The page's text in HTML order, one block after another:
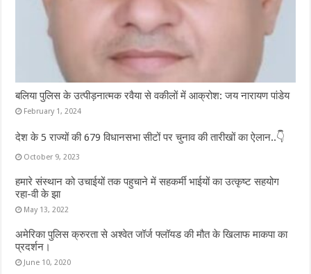
बलिया पुलिस के उत्पीड़नात्मक रवैया से वकीलों में आक्रोश: जय नारायण पांडेय
February 1, 2024
देश के 5 राज्यों की 679 विधानसभा सीटों पर चुनाव की तारीखों का ऐलान..👇
October 9, 2023
हमारे संस्थान को उचाईयों तक पहुचाने में सहकर्मी भाईयों का उत्कृष्ट सहयोग
रहा-वी के झा
May 13, 2022
अमेरिका पुलिस क्रुरता से अश्वेत जॉर्ज फ्लॉयड की मौत के खिलाफ माकपा का
प्रदर्शन।
June 10, 2020